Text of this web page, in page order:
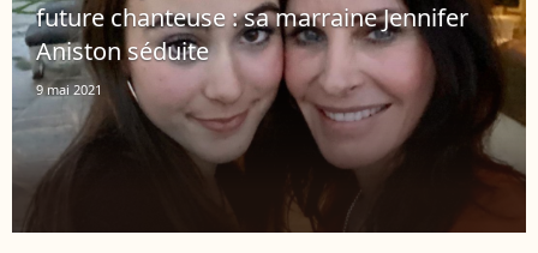
future chanteuse : sa marraine Jennifer
Aniston séduite
9 mai 2021